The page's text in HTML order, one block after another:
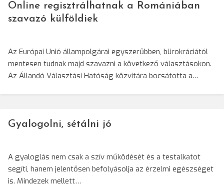
Online regisztrálhatnak a Romániában
szavazó külföldiek
Az Európai Unió állampolgárai egyszerűbben, bürokráciától
mentesen tudnak majd szavazni a következő választásokon.
Az Állandó Választási Hatóság közvitára bocsátotta a…
Gyalogolni, sétálni jó
A gyaloglás nem csak a szív működését és a testalkatot
segíti, hanem jelentősen befolyásolja az érzelmi egészséget
is. Mindezek mellett…